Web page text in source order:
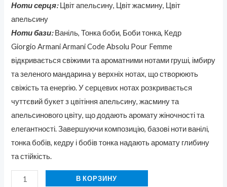
Ноти серця:Цвіт апельсину, Цвіт жасмину, Цвіт
апельсину
Ноти бази:Ваніль, Тонка боби, Боби тонка, Кедр
Giorgio Armani Armani Code Absolu Pour Femme
відкривається свіжими та ароматними нотами груші, імбиру
та зеленого мандарина у верхніх нотах, що створюють
свіжість та енергію. У серцевих нотах розкривається
чуттєвий букет з цвітіння апельсину, жасмину та
апельсинового цвіту, що додають аромату жіночності та
елегантності. Завершуючи композицію, базові ноти ванілі,
тонка бобів, кедру і бобів тонка надають аромату глибину
та стійкість.
В КОРЗИНУ